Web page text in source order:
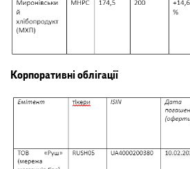
Корпоративні облігації